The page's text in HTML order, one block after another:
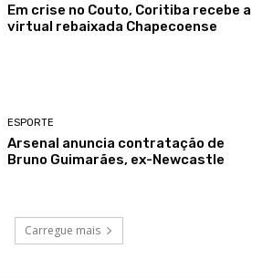
Em crise no Couto, Coritiba recebe a
virtual rebaixada Chapecoense
ESPORTE
Arsenal anuncia contratação de
Bruno Guimarães, ex-Newcastle
Carregue mais